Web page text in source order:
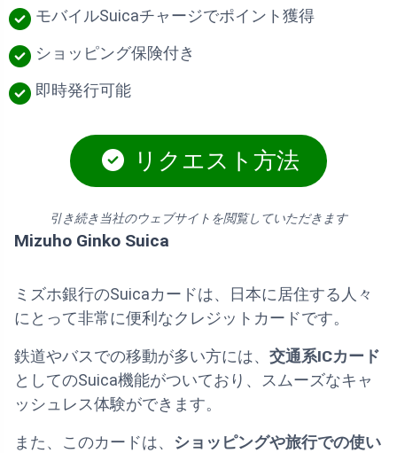
モバイルSuicaチャージでポイント獲得
ショッピング保険付き
即時発行可能
リクエスト方法
引き続き当社のウェブサイトを閲覧していただきます
Mizuho Ginko Suica
ミズホ銀行のSuicaカードは、日本に居住する人々
にとって非常に便利なクレジットカードです。
鉄道やバスでの移動が多い方には、 交通系ICカード
としてのSuica機能がついており、スムーズなキャ
ッシュレス体験ができます。
また、このカードは、 ショッピングや旅行での使い